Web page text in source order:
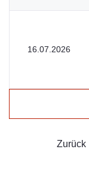
16.07.2026
Zurück